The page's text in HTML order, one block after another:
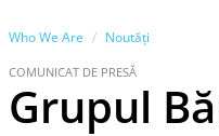
Who We Are Noutăţi
COMUNICAT DE PRESĂ
Grupul